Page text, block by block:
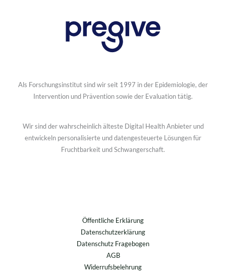
Als Forschungsinstitut sind wir seit 1997 in der Epidemiologie, der
Intervention und Prävention sowie der Evaluation tätig.
Wir sind der wahrscheinlich älteste Digital Health Anbieter und
entwickeln personalisierte und datengesteuerte Lösungen für
Fruchtbarkeit und Schwangerschaft.
Öffentliche Erklärung
Datenschutzerklärung
Datenschutz Fragebogen
AGB
Widerrufsbelehrung